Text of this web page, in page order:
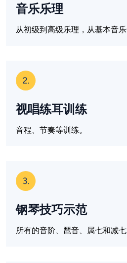
音乐乐理
从初级到高级乐理，从基本音
2.
视唱练耳训练
音程、节奏等训练。
3.
钢琴技巧示范
所有的音阶、琶音、属七和减七